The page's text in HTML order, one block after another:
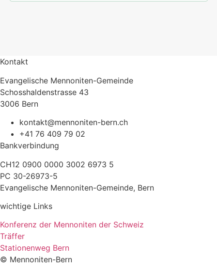
Kontakt
Evangelische Mennoniten-Gemeinde
Schosshaldenstrasse 43
3006 Bern
kontakt@mennoniten-bern.ch
+41 76 409 79 02
Bankverbindung
CH12 0900 0000 3002 6973 5
PC 30-26973-5
Evangelische Mennoniten-Gemeinde, Bern
wichtige Links
Konferenz der Mennoniten der Schweiz
Träffer
Stationenweg Bern
© Mennoniten-Bern